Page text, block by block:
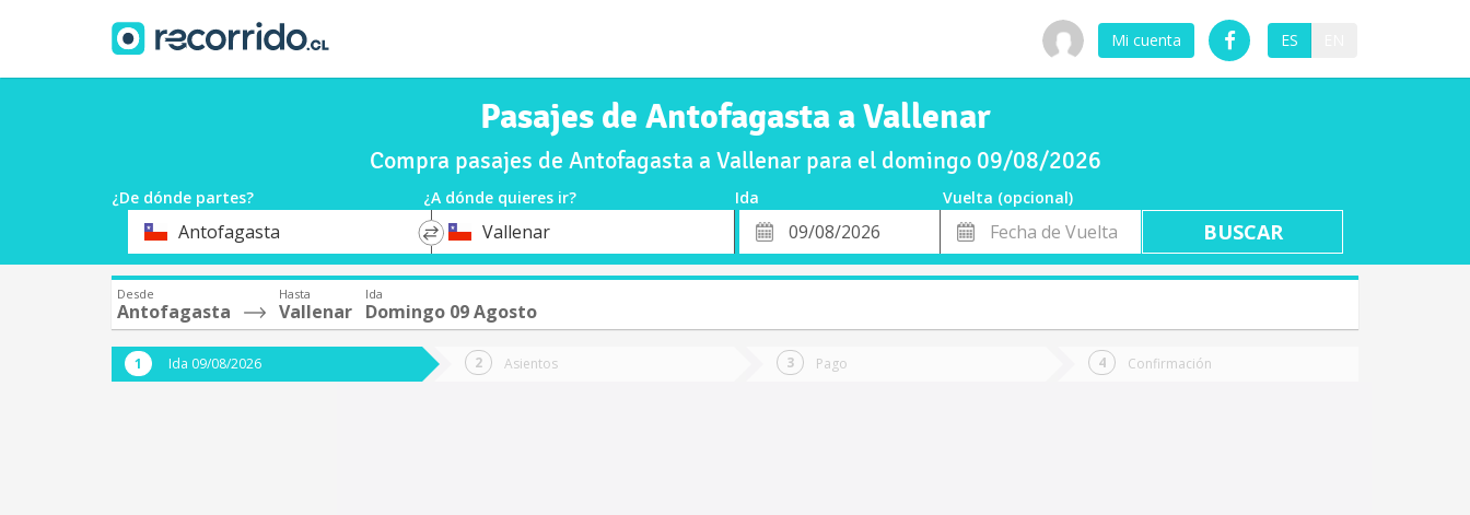
Mi cuenta ES
Pasajes de Antofagasta a Vallenar
Compra pasajes de Antofagasta a Vallenar para el domingo 09/08/2026
¿De dónde partes? ¿A dónde quieres ir? Ida
Vuelta (opcional)
OrigenAntofagasta
*
DestinoVallenar
Fecha
de
Fecha
de
Vuelta
Desde
Antofagasta
Hasta
Vallenar
Ida
Domingo 09 Agosto
Ida 09/08/2026 Asientos Pago Confirmación